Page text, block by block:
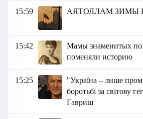
15:59 АЯТОЛЛАМ ЗИМЫ
15:42
Мамы знаменитых
поменяли историю
15:25
"Україна – лише
боротьбі за світову
Гавриш